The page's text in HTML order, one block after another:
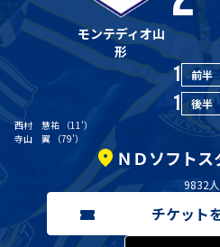
モンテディオ山
形
1 前半
1
後半
西村 慧祐 （11'）
寺山 翼 （79'）
ＮＤソフト
9832人
チケット